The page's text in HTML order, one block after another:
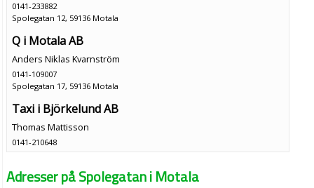
0141-233882
Spolegatan 12, 59136 Motala
Q i Motala AB
Anders Niklas Kvarnström
0141-109007
Spolegatan 17, 59136 Motala
Taxi i Björkelund AB
Thomas Mattisson
0141-210648
EJH Consulting
Adresser på Spolegatan i Motala